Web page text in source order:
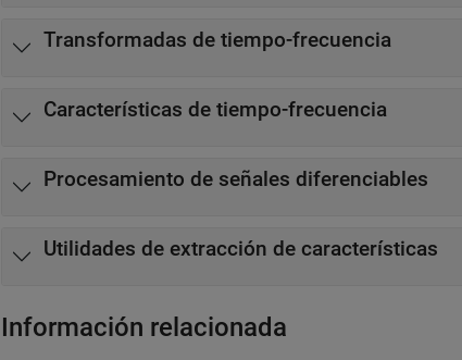
Transformadas de tiempo-frecuencia
Características de tiempo-frecuencia
Procesamiento de señales diferenciables
Utilidades de extracción de características
Información relacionada